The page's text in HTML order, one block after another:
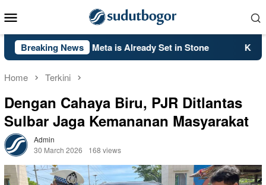
to
Menu
Breaking News
Ops 2’s PS5 Meta is Already Set in Stone Kelsey
Home Terkini
Dengan Cahaya Biru, PJR Ditlantas
Sulbar Jaga Kemananan Masyarakat
Admin
30 March 2026
168 views